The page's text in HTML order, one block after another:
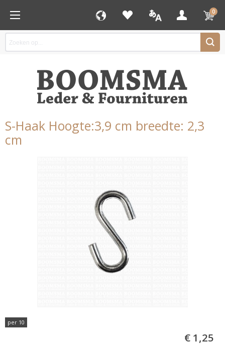
0
S-Haak Hoogte:3,9 cm breedte: 2,3
cm
per 10
€ 1,25